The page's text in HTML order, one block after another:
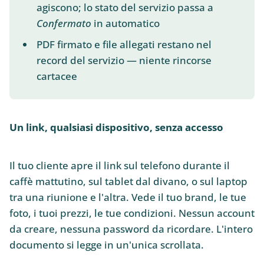
agiscono; lo stato del servizio passa a
Confermato in automatico
PDF firmato e file allegati restano nel
record del servizio — niente rincorse
cartacee
Un link, qualsiasi dispositivo, senza accesso
Il tuo cliente apre il link sul telefono durante il
caffè mattutino, sul tablet dal divano, o sul laptop
tra una riunione e l'altra. Vede il tuo brand, le tue
foto, i tuoi prezzi, le tue condizioni. Nessun account
da creare, nessuna password da ricordare. L'intero
documento si legge in un'unica scrollata.